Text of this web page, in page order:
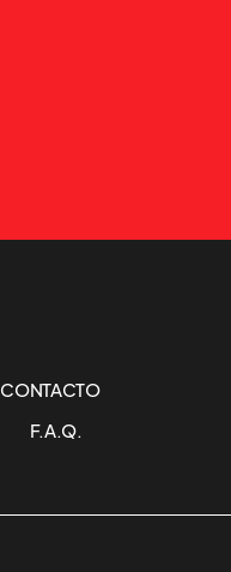
CONTACTO
F.A.Q.